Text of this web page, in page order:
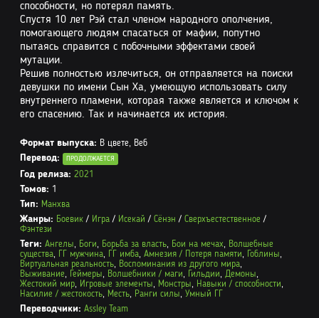
способности, но потерял память.
Спустя 10 лет Рэй стал членом народного ополчения,
помогающего людям спасаться от мафии, попутно
пытаясь справится с побочными эффектами своей
мутации.
Решив полностью излечиться, он отправляется на поиски
девушки по имени Сын Ха, умеющую использовать силу
внутреннего пламени, которая также является и ключом к
его спасению. Так и начинается их история.
Формат выпуска: В цвете, Веб
Перевод: ПРОДОЛЖАЕТСЯ
Год релиза: 2021
Томов: 1
Тип: Манхва
Жанры: Боевик / Игра / Исекай / Сёнэн / Сверхъестественное /
Фэнтези
Теги: Ангелы, Боги, Борьба за власть, Бои на мечах, Волшебные
существа, ГГ мужчина, ГГ имба, Амнезия / Потеря памяти, Гоблины,
Виртуальная реальность, Воспоминания из другого мира,
Выживание, Геймеры, Волшебники / маги, Гильдии, Демоны,
Жестокий мир, Игровые элементы, Монстры, Навыки / способности,
Насилие / жестокость, Месть, Ранги силы, Умный ГГ
Переводчики: Assley Team